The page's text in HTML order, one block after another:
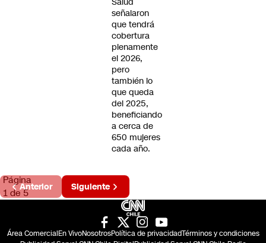
señalaron
que tendrá
cobertura
plenamente
el 2026,
pero
también lo
que queda
del 2025,
beneficiando
a cerca de
650 mujeres
cada año.
Página
1 de 5
Anterior Siguiente
Área ComercialEn VivoNosotrosPolítica de privacidadTérminos y condiciones